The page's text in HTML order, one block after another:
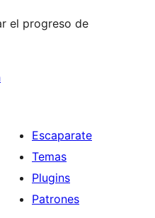
el progreso de
Escaparate
Temas
Plugins
Patrones